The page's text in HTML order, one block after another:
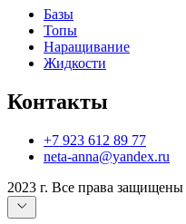
Базы
Топы
Наращивание
Жидкости
Контакты
+7 923 612 89 77
neta-anna@yandex.ru
2023 г. Все права защищены